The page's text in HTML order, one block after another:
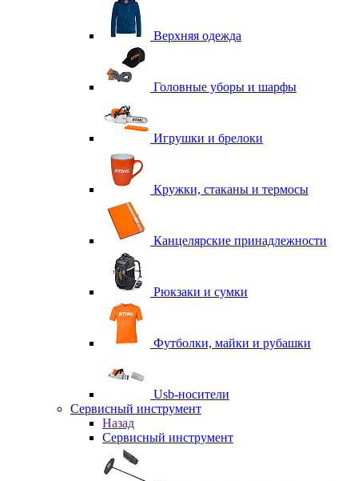
Верхняя одежда
Головные уборы и шарфы
Игрушки и брелоки
Кружки, стаканы и термосы
Канцелярские принадлежности
Рюкзаки и сумки
Футболки, майки и рубашки
Usb-носители
Сервисный инструмент
Назад
Сервисный инструмент